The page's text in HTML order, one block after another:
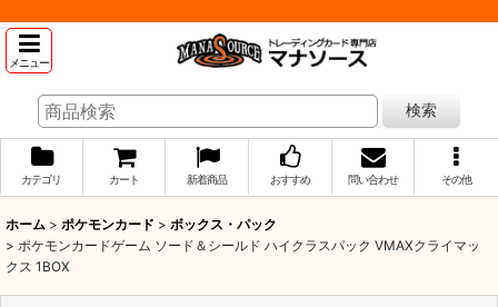
メニュー
検索
カテゴリ カート 新着商品 おすすめ 問い合わせ その他
ホーム > ポケモンカード > ボックス・パック
> ポケモンカードゲーム ソード＆シールド ハイクラスパック VMAXクライマッ
クス 1BOX